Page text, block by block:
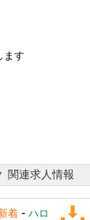
ます
関連求人情報
着 - ハロ